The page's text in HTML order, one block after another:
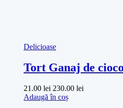
Delicioase
Tort Ganaj de
21.00 lei 230.00 lei
Adaugă în coș